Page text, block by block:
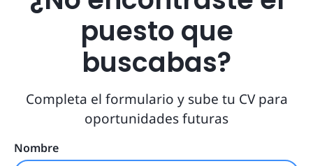
puesto que
buscabas?
Completa el formulario y sube tu CV para
oportunidades futuras
Nombre